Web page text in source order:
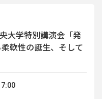
大学特別講演会「発
軟性の誕生、そして